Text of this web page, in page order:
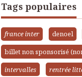
Tags populaires
france inter denoel
billet non sponsorisé
intervalles
rentrée